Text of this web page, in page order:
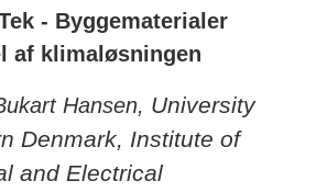
- Byggematerialer
af klimaløsningen
Hansen, University
Denmark, Institute of
and Electrical